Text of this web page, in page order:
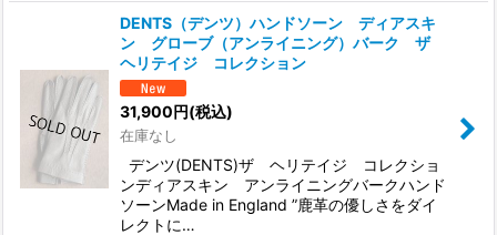
DENTS（デンツ）ハンドソーン ディアスキ
ン グローブ（アンライニング）バーク ザ
ヘリテイジ コレクション
31,900円(税込)
在庫なし
デンツ(DENTS)ザ ヘリテイジ コレクショ
ンディアスキン アンライニングバークハンド
ソーンMade in England ”鹿革の優しさをダイ
レクトに…